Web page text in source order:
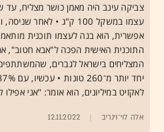
צביקה עינב היה מאמן כושר מצליח,
עצמו במשקל 100 ק"ג • לאחר
אפשרית, הוא בנה לעצמו תוכנית
התוכנית האישית הפכה ל"אבא חטוב",
המצליחים בישראל לגברים,
לאקזיט במיליונים, הוא אומר: "אני
אלה לוי־וינריב 12.11.2022